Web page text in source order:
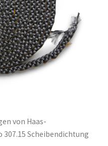
von Haas-
307.15 Scheibendichtung